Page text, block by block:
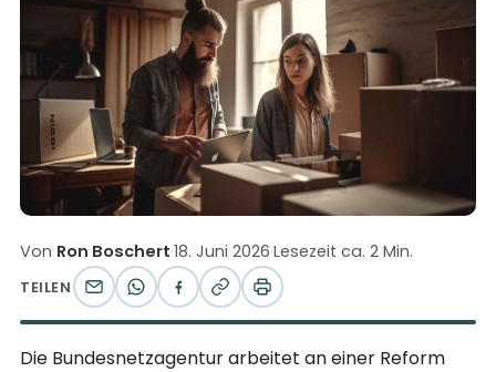
Von Ron Boschert·18. Juni 2026·Lesezeit ca. 2 Min.
TEILEN
Die Bundesnetzagentur arbeitet an einer Reform